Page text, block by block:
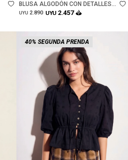
BLUSA ALGODÓN CON DETALLES
ENCAJE - CRUDO
UYU 2.890 UYU 2.457
40% SEGUNDA PRENDA